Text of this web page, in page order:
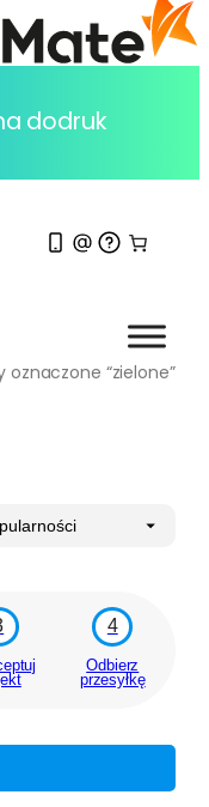
dodruk
oznaczone “zielone”
4
Odbierz
przesyłkę